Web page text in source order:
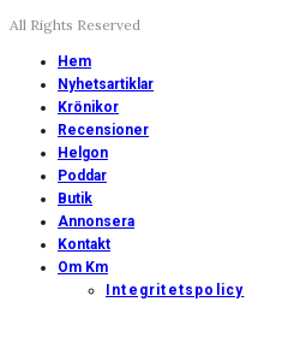
All Rights Reserved
Hem
Nyhetsartiklar
Krönikor
Recensioner
Helgon
Poddar
Butik
Annonsera
Kontakt
Om Km
Integritetspolicy